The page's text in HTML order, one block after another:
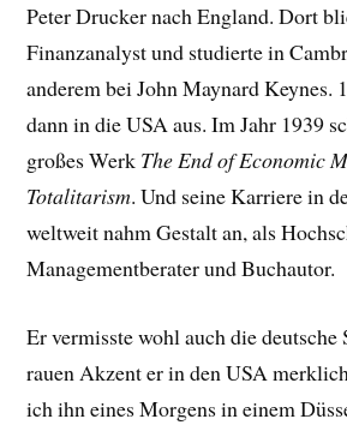
Peter Drucker nach England. Dort
Finanzanalyst und studierte in
anderem bei John Maynard Keynes.
dann in die USA aus. Im Jahr 1939
großes Werk The End of Economic
Totalitarism. Und seine Karriere in
weltweit nahm Gestalt an, als
Managementberater und Buchautor.
Er vermisste wohl auch die deutsche
rauen Akzent er in den USA
ich ihn eines Morgens in einem